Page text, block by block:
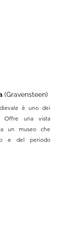
(Gravensteen)
è uno dei
una vista
un museo che
e del periodo